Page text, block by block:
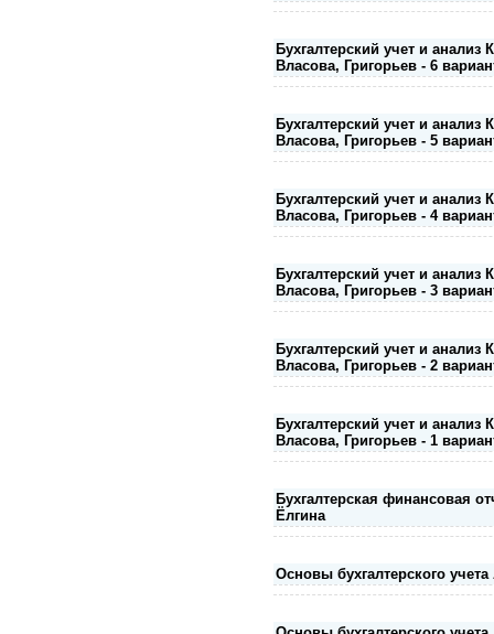
Бухгалтерский учет и
Власова, Григорьев - 6
Бухгалтерский учет и
Власова, Григорьев - 5
Бухгалтерский учет и
Власова, Григорьев - 4
Бухгалтерский учет и
Власова, Григорьев - 3
Бухгалтерский учет и
Власова, Григорьев - 2
Бухгалтерский учет и
Власова, Григорьев - 1
Бухгалтерская финансовая
Ёлгина
Основы бухгалтерского